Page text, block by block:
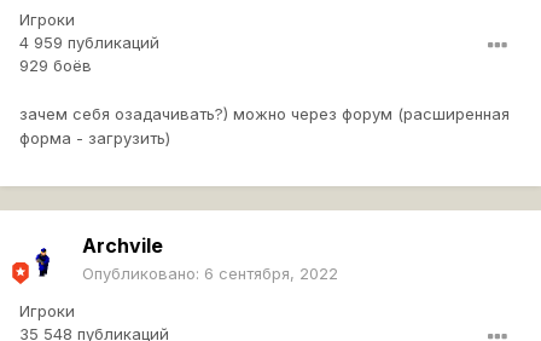
Игроки
4 959 публикаций
929 боёв
зачем себя озадачивать?) можно через форум (расширенная
форма - загрузить)
Archvile
Опубликовано: 6 сентября, 2022
Игроки
35 548 публикаций